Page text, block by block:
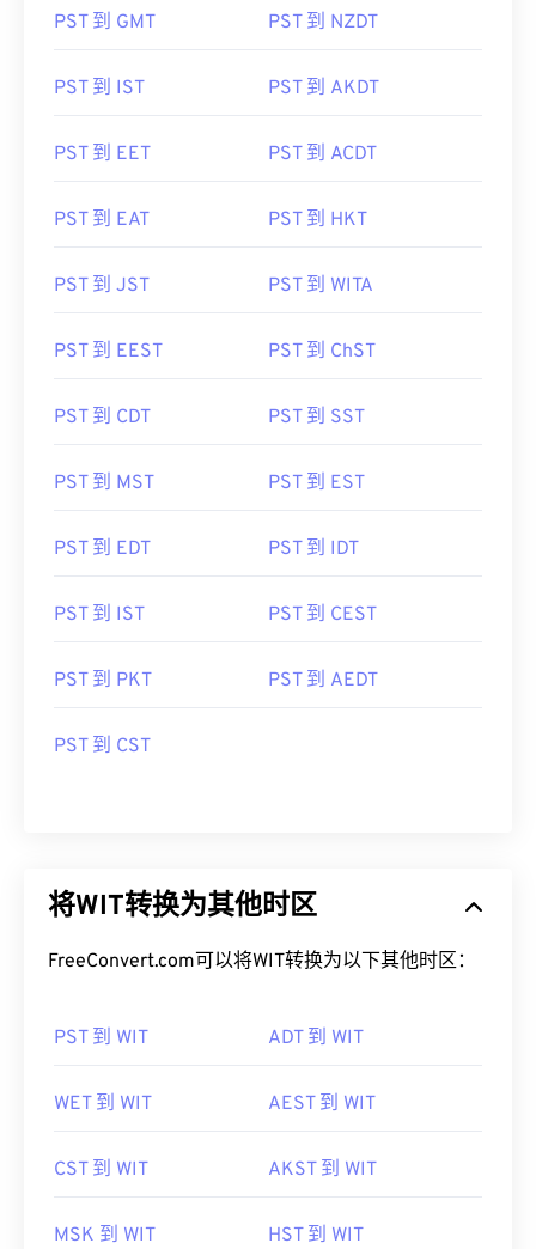
PST 到 GMT PST 到 NZDT
PST 到 IST PST 到 AKDT
PST 到 EET PST 到 ACDT
PST 到 EAT PST 到 HKT
PST 到 JST PST 到 WITA
PST 到 EEST PST 到 ChST
PST 到 CDT PST 到 SST
PST 到 MST PST 到 EST
PST 到 EDT PST 到 IDT
PST 到 IST PST 到 CEST
PST 到 PKT PST 到 AEDT
PST 到 CST
将WIT转换为其他时区
FreeConvert.com可以将WIT转换为以下其他时区：
PST 到 WIT ADT 到 WIT
WET 到 WIT AEST 到 WIT
CST 到 WIT AKST 到 WIT
MSK 到 WIT HST 到 WIT